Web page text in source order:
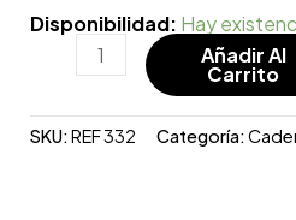
Disponibilidad: Hay
Añadir Al
Carrito
SKU:REF 332 Categoría: